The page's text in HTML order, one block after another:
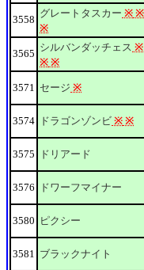
3558
グレートタスカー ※ ※
※
3565
シルバンダッチェス ※
※ ※
3571 セージ ※
3574 ドラゴンゾンビ ※ ※
3575 ドリアード
3576 ドワーフマイナー
3580 ピクシー
3581 ブラックナイト